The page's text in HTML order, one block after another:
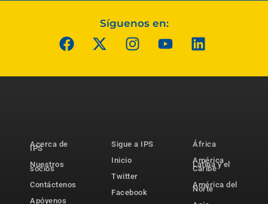
Síguenos en:
Acerca de
IPS
Nuestros
socios
Contáctenos
Apóyenos
Sigue a IPS
Inicio
Twitter
Facebook
África
América
Latina y el
Caribe
América del
Norte